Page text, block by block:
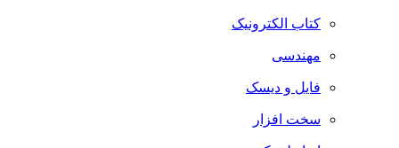
کتاب الکترونیک
مهندسی
فایل و دیسک
سخت افزار